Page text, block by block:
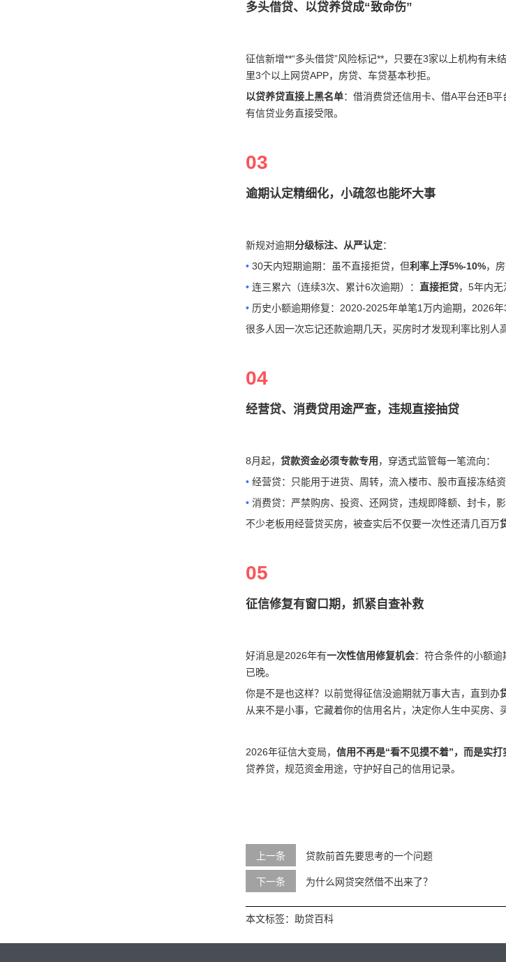
多头借贷、以贷养贷成“致命伤”
征信新增**“多头借贷”风险标记**，只要在3家以上机构有未
里3个以上网贷APP，房贷、车贷基本秒拒。
以贷养贷直接上黑名单：借消费贷还信用卡、借A平台还B
有信贷业务直接受限。
03
逾期认定精细化，小疏忽也能坏大事
新规对逾期分级标注、从严认定：
• 30天内短期逾期：虽不直接拒贷，但利率上浮5%-10%，
• 连三累六（连续3次、累计6次逾期）： 直接拒贷，5年内无
• 历史小额逾期修复：2020-2025年单笔1万内逾期，2026
很多人因一次忘记还款逾期几天，买房时才发现利率比别人
04
经营贷、消费贷用途严查，违规直接抽贷
8月起， 贷款资金必须专款专用 ，穿透式监管每一笔流向：
• 经营贷：只能用于进货、周转，流入楼市、股市直接冻结
• 消费贷：严禁购房、投资、还网贷，违规即降额、封卡，
不少老板用经营贷买房，被查实后不仅要一次性还清几百万
05
征信修复有窗口期，抓紧自查补救
好消息是2026年有一次性信用修复机会：符合条件的小额
已晚。
你是不是也这样？以前觉得征信没逾期就万事大吉，直到办
从来不是小事，它藏着你的信用名片，决定你人生中买房、
2026年征信大变局， 信用不再是“看不见摸不着”，而是实
贷养贷，规范资金用途，守护好自己的信用记录。
上一条
贷款前首先要思考的一个问题
下一条
为什么网贷突然借不出来了？
本文标签： 助贷百科